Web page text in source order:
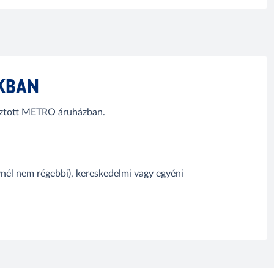
METRO áruházban.
nem régebbi), kereskedelmi vagy egyéni